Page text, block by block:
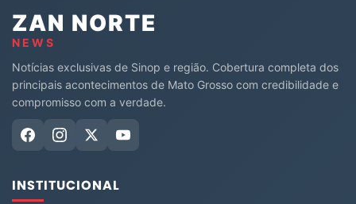
ZAN NORTE
NEWS
Notícias exclusivas de Sinop e região. Cobertura completa dos
principais acontecimentos de Mato Grosso com credibilidade e
compromisso com a verdade.
INSTITUCIONAL